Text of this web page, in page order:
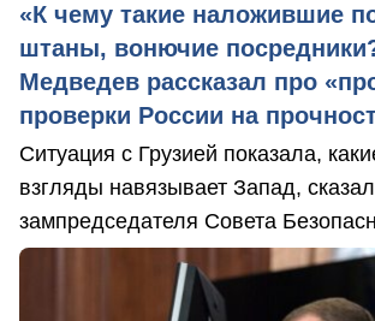
«К чему такие наложившие
штаны, вонючие
Медведев рассказал про
проверки России на
Ситуация с Грузией показала,
взгляды навязывает Запад, сказал
зампредседателя Совета